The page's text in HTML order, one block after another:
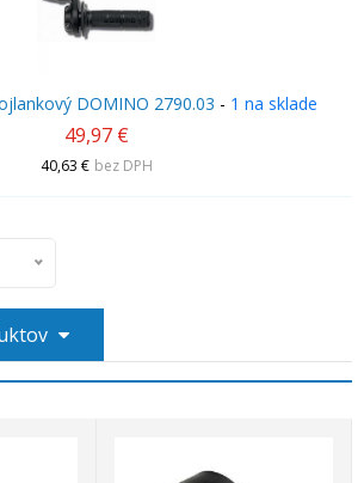
DOMINO 2790.03 - 1 na sklade
49,97 €
40,63 € bez DPH